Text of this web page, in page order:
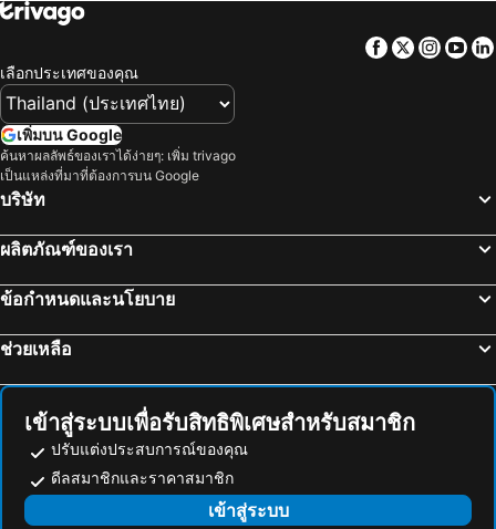
โรงแรม ภาคตะวันออกเฉียงเหนือ
โรงแรม ทัสคานี
โรงแรม คาเมรอนไฮแลนด์
โรงแรม ลักเซมเบิร์ก
โรงแรม สิงคโปร์
โรงแรม ซาโมส
โรงแรม ลิกูเรีย
โรงแรม มาเช่
Facebook
Twitter
เลือกประเทศของคุณ
เพิ่มบน Google
ค้นหาผลลัพธ์ของเราได้ง่ายๆ: เพิ่ม trivago
เป็นแหล่งที่มาที่ต้องการบน Google
บริษัท
ผลิตภัณฑ์ของเรา
ข้อกำหนดและนโยบาย
ช่วยเหลือ
เข้าสู่ระบบเพื่อรับสิทธิพิเศษสำหรับสมาชิก
ปรับแต่งประสบการณ์ของคุณ
ดีลสมาชิกและราคาสมาชิก
เข้าสู่ระบบ